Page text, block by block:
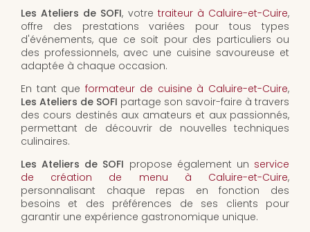
Les Ateliers de SOFI, votre traiteur à Caluire-et-Cuire,
offre des prestations variées pour tous types
d'événements, que ce soit pour des particuliers ou
des professionnels, avec une cuisine savoureuse et
adaptée à chaque occasion.
En tant queformateur de cuisine à Caluire-et-Cuire,
Les Ateliers de SOFI partage son savoir-faire à travers
des cours destinés aux amateurs et aux passionnés,
permettant de découvrir de nouvelles techniques
culinaires.
Les Ateliers de SOFI propose également un service
de création de menu à Caluire-et-Cuire,
personnalisant chaque repas en fonction des
besoins et des préférences de ses clients pour
garantir une expérience gastronomique unique.